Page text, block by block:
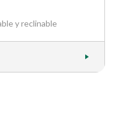
y reclinable